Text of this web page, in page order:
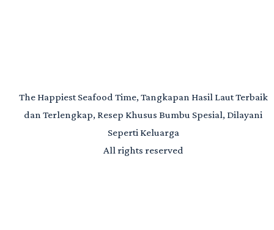
The Happiest Seafood Time, Tangkapan Hasil Laut Terbaik
dan Terlengkap, Resep Khusus Bumbu Spesial, Dilayani
Seperti Keluarga
All rights reserved